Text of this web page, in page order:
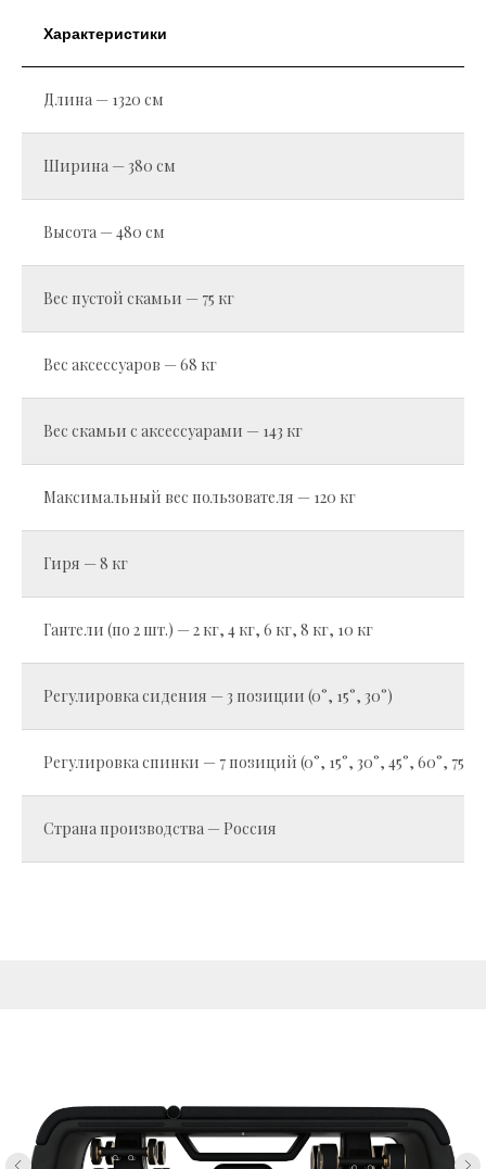
Характеристики
Длина — 1320 см
Ширина — 380 см
Высота — 480 см
Вес пустой скамьи — 75 кг
Вес аксессуаров — 68 кг
Вес скамьи с аксессуарами — 143 кг
Максимальный вес пользователя — 120 кг
Гиря — 8 кг
Гантели (по 2 шт.) — 2 кг, 4 кг, 6 кг, 8 кг, 10 кг
Регулировка сидения — 3 позиции (0°, 15°, 30°)
Регулировка спинки — 7 позиций (0°, 15°, 30°, 45°, 60°, 75°,
Страна производства — Россия